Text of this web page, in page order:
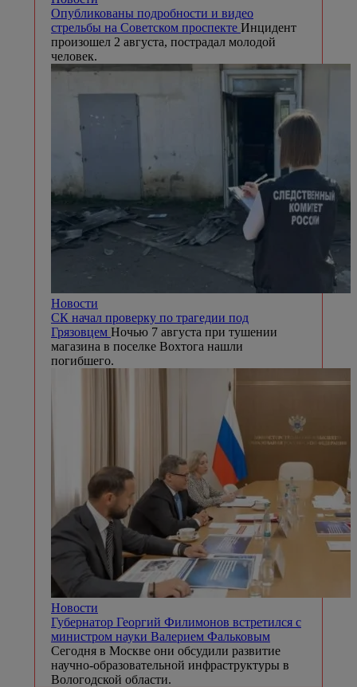
Опубликованы подробности и видео
стрельбы на Советском проспекте Инцидент
произошел 2 августа, пострадал молодой
человек.
Новости
СК начал проверку по трагедии под
Грязовцем Ночью 7 августа при тушении
магазина в поселке Вохтога нашли
погибшего.
Новости
Губернатор Георгий Филимонов встретился с
министром науки Валерием Фальковым
Сегодня в Москве они обсудили развитие
научно-образовательной инфраструктуры в
Вологодской области.